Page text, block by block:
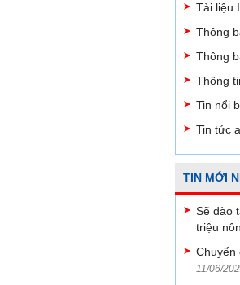
Tài liệu
Thông
Thông
Thông
Tin nổi
Tin tức
TIN MỚI
Sẽ đào
triệu
Chuyển
11/06/